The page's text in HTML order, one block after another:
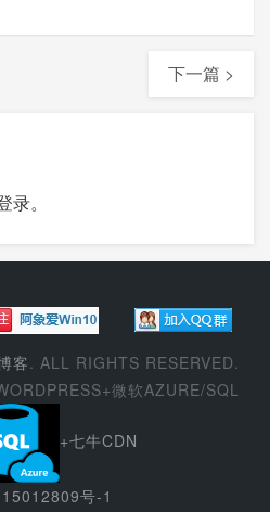
下一篇 >
录。
客 . ALL RIGHTS RESERVED.
微软AZURE/SQL
+七牛CDN
号-1